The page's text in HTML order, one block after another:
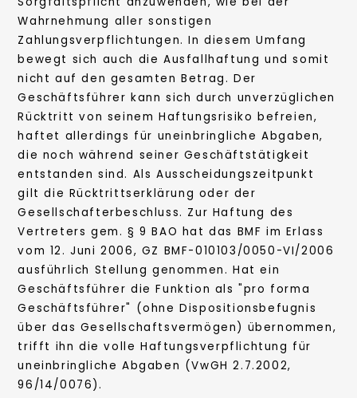
Wahrnehmung aller sonstigen
Zahlungsverpflichtungen. In diesem Umfang
bewegt sich auch die Ausfallhaftung und somit
nicht auf den gesamten Betrag. Der
Geschäftsführer kann sich durch unverzüglichen
Rücktritt von seinem Haftungsrisiko befreien,
haftet allerdings für uneinbringliche Abgaben,
die noch während seiner Geschäftstätigkeit
entstanden sind. Als Ausscheidungszeitpunkt
gilt die Rücktrittserklärung oder der
Gesellschafterbeschluss. Zur Haftung des
Vertreters gem. § 9 BAO hat das BMF im Erlass
vom 12. Juni 2006, GZ BMF-010103/0050-VI/2006
ausführlich Stellung genommen. Hat ein
Geschäftsführer die Funktion als "pro forma
Geschäftsführer" (ohne Dispositionsbefugnis
über das Gesellschaftsvermögen) übernommen,
trifft ihn die volle Haftungsverpflichtung für
uneinbringliche Abgaben (VwGH 2.7.2002,
96/14/0076).